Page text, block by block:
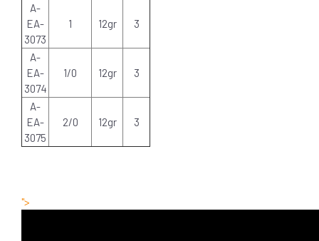
A-
EA-
3073
1 12gr 3
A-
EA-
3074
1/0 12gr 3
A-
EA-
3075
2/0 12gr 3
">